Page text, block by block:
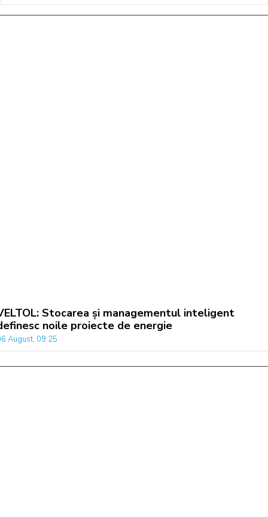
Stocarea și managementul inteligent
noile proiecte de energie
August, 09:25